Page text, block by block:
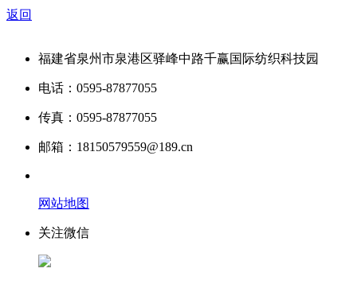
返回
福建省泉州市泉港区驿峰中路千赢国际纺织科技园
电话：0595-87877055
传真：0595-87877055
邮箱：18150579559@189.cn
网站地图
关注微信